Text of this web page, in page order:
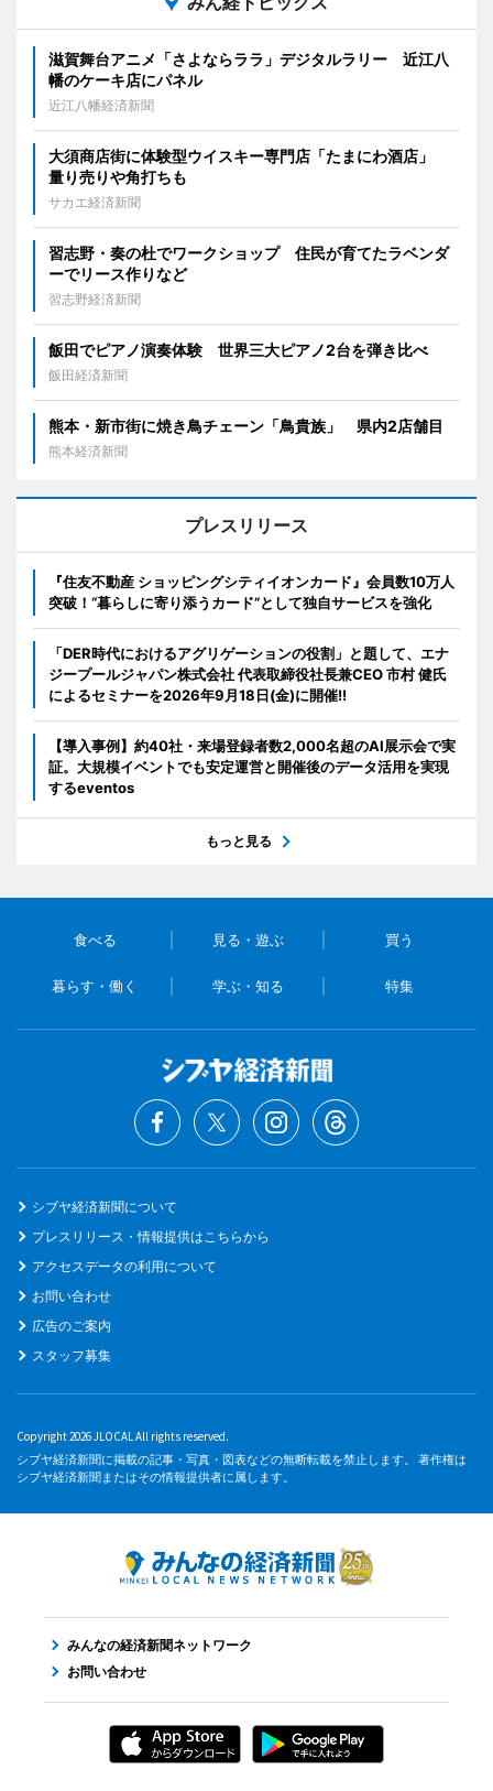
滋賀舞台アニメ「さよならララ」デジタルラリー 近江八
幡のケーキ店にパネル
近江八幡経済新聞
大須商店街に体験型ウイスキー専門店「たまにわ酒店」
量り売りや角打ちも
サカエ経済新聞
習志野・奏の杜でワークショップ 住民が育てたラベンダ
ーでリース作りなど
習志野経済新聞
飯田でピアノ演奏体験 世界三大ピアノ2台を弾き比べ
飯田経済新聞
熊本・新市街に焼き鳥チェーン「鳥貴族」 県内2店舗目
熊本経済新聞
プレスリリース
『住友不動産 ショッピングシティイオンカード』会員数10万人
突破！“暮らしに寄り添うカード”として独自サービスを強化
「DER時代におけるアグリゲーションの役割」と題して、エナ
ジープールジャパン株式会社 代表取締役社長兼CEO 市村 健氏
によるセミナーを2026年9月18日(金)に開催!!
【導入事例】約40社・来場登録者数2,000名超のAI展示会で実
証。大規模イベントでも安定運営と開催後のデータ活用を実現
するeventos
もっと見る
食べる 見る・遊ぶ 買う
暮らす・働く 学ぶ・知る 特集
シブヤ経済新聞について
プレスリリース・情報提供はこちらから
アクセスデータの利用について
お問い合わせ
広告のご案内
スタッフ募集
Copyright 2026 JLOCAL All rights reserved.
シブヤ経済新聞に掲載の記事・写真・図表などの無断転載を禁止します。 著作権は
シブヤ経済新聞またはその情報提供者に属します。
みんなの経済新聞ネットワーク
お問い合わせ